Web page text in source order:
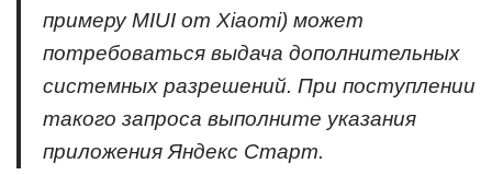
примеру MIUI от Xiaomi) может
потребоваться выдача дополнительных
системных разрешений. При поступлении
такого запроса выполните указания
приложения Яндекс Старт.